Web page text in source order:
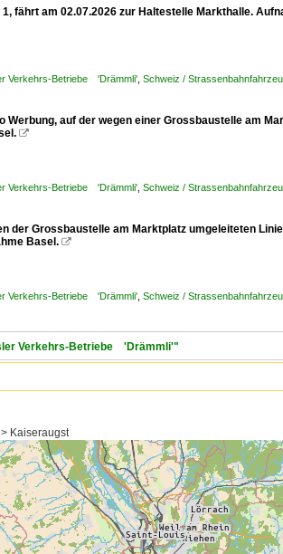
fährt am 02.07.2026 zur Haltestelle Markthalle.
Verkehrs-Betriebe 'Drämmli' Schweiz /
Werbung, auf der wegen einer Grossbaustelle am

Verkehrs-Betriebe 'Drämmli' Schweiz /
der Grossbaustelle am Marktplatz umgeleiteten
Basel. 
Verkehrs-Betriebe 'Drämmli' Schweiz /
Verkehrs-Betriebe 'Drämmli'"
Kaiseraugst